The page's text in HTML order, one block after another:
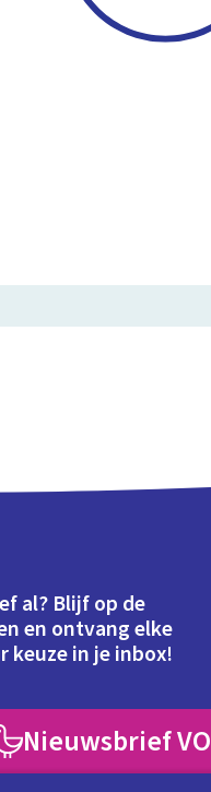
al? Blijf op de
en ontvang elke
keuze in je inbox!
Nieuwsbrief VO